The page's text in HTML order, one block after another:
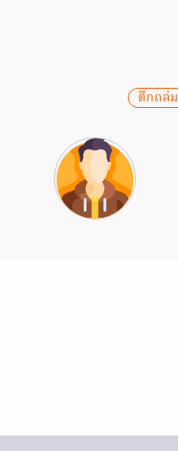
ตึกถล่ม